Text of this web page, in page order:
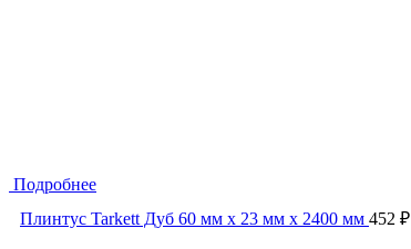
Подробнее
Плинтус Tarkett Дуб 60 мм х 23 мм х 2400 мм 452 ₽